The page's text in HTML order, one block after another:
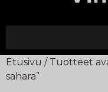
Etusivu / Tuotteet
sahara”